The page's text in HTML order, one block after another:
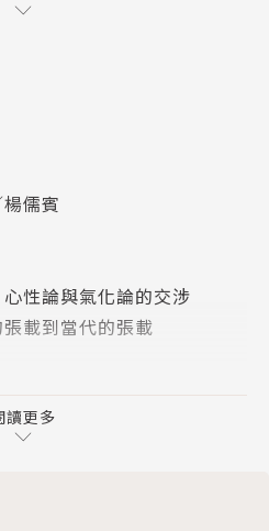
西銘〉，貶抑《正蒙》，
，一九四九年後唯物論氣學
儒家心性論與先天型氣學的
。當中牽涉對氣的理解，也
儒學典範的挑戰。一個張
張力使當代張載研究更有挑
兼體無累，本書相信不僅唯
張載，也認為心性論與氣化
張載具有打破二元框架、平
新檢證其氣學性格。
儒賓
性論與氣化論的交涉
載到當代的張載
」與「氣學的張載」的拮抗
論建構：張載的儒學語境重
讀更多